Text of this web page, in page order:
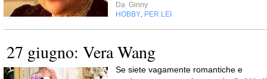
Da Ginny
HOBBY PER LEI
27 giugno: Vera Wang
Se siete vagamente romantiche e